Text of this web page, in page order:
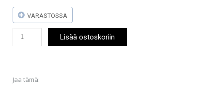
VARASTOSSA
Mark
määrä
Lisää ostoskoriin
Jaa tämä: